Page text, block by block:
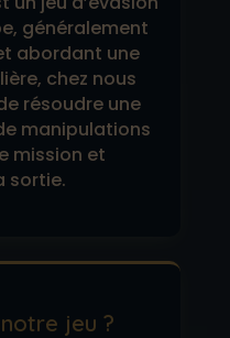
généralement
abordant une
chez nous
résoudre une
manipulations
mission et
sortie.
jeu ?